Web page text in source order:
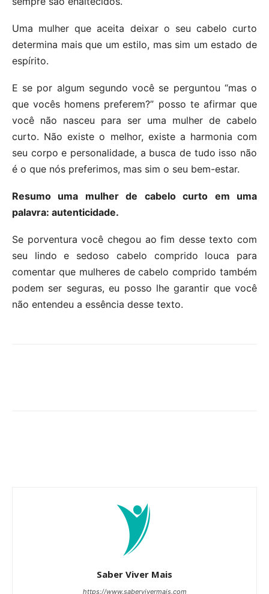
Uma mulher que aceita deixar o seu cabelo curto
determina mais que um estilo, mas sim um estado de
espírito.
E se por algum segundo você se perguntou “mas o
que vocês homens preferem?” posso te afirmar que
você não nasceu para ser uma mulher de cabelo
curto. Não existe o melhor, existe a harmonia com
seu corpo e personalidade, a busca de tudo isso não
é o que nós preferimos, mas sim o seu bem-estar.
Resumo uma mulher de cabelo curto em uma
palavra: autenticidade.
Se porventura você chegou ao fim desse texto com
seu lindo e sedoso cabelo comprido louca para
comentar que mulheres de cabelo comprido também
podem ser seguras, eu posso lhe garantir que você
não entendeu a essência desse texto.
Saber Viver Mais
https://www.sabervivermais.com